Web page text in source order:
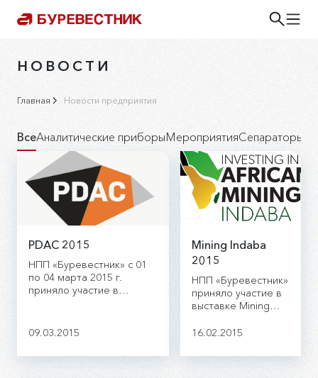
НОВОСТИ
Главная Новости предприятия
ВсеАналитические приборыМероприятияСепараторы
PDAC 2015
НПП «Буревестник» с 01
по 04 марта 2015 г.
приняло участие в
Канада.
09.03.2015
Mining Indaba
2015
НПП «Буревестник»
приняло участие в
выставке Mining
проходящей в г.
16.02.2015